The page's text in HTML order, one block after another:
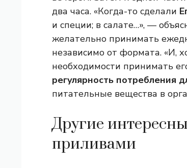
два часа. «Когда-то сделали
и специи; в салате…», —
желательно принимать
независимо от формата. «И,
необходимости принимать
регулярность потребления
питательные вещества в
Другие
приливами